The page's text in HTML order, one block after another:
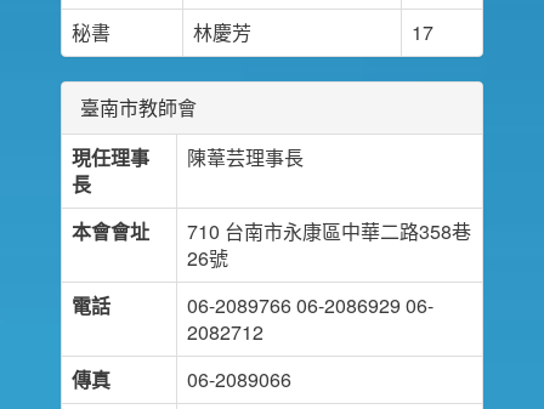
秘書
林慶芳 17
臺南市教師會
現任理事
長
陳葦芸理事長
本會會址
710 台南市永康區中華二路358巷
26號
電話
06-2089766 06-2086929 06-
2082712
傳真
06-2089066